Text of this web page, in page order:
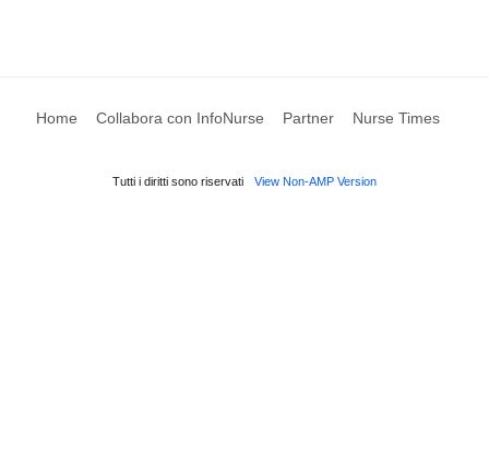
Home Collabora con InfoNurse Partner Nurse Times
Tutti i diritti sono riservati View Non-AMP Version